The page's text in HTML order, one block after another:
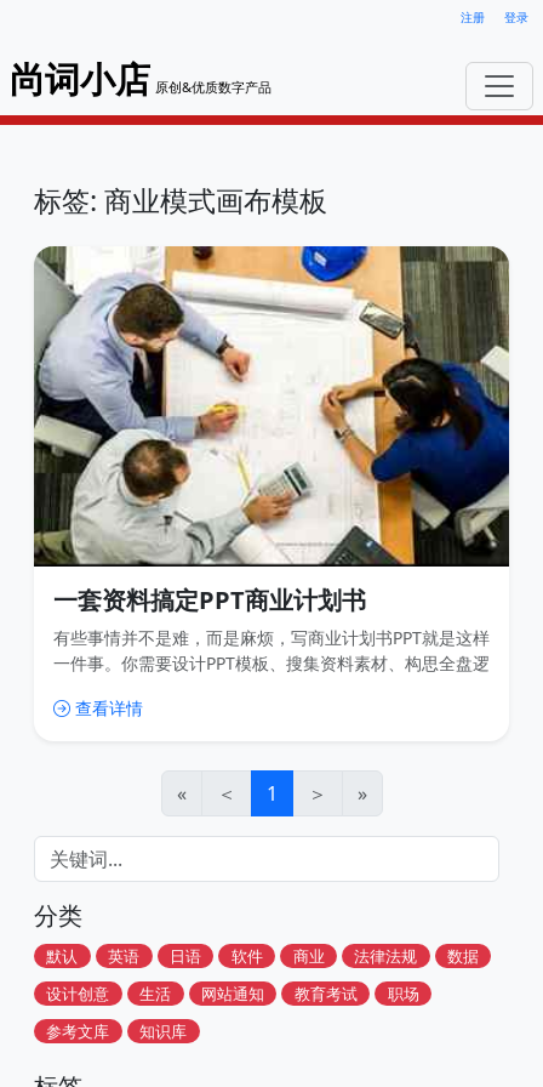
注册 登录
尚词小店 原创&优质数字产品
标签: 商业模式画布模板
一套资料搞定PPT商业计划书
有些事情并不是难，而是麻烦，写商业计划书PPT就是这样
一件事。你需要设计PPT模板、搜集资料素材、构思全盘逻
书，PPT，我们整理了一套资料，资料包括： 商业计划书
家PPT资源大全导航：汇聚高质量免费资源 整体模板：确
定商业计划书的设计风格 分析工具模板：SWOT
查看详情
« ＜ 1 ＞ »
分类
默认 英语 日语 软件 商业 法律法规
数据
设计创意
生活 网站通知 教育考试
职场
参考文库
知识库